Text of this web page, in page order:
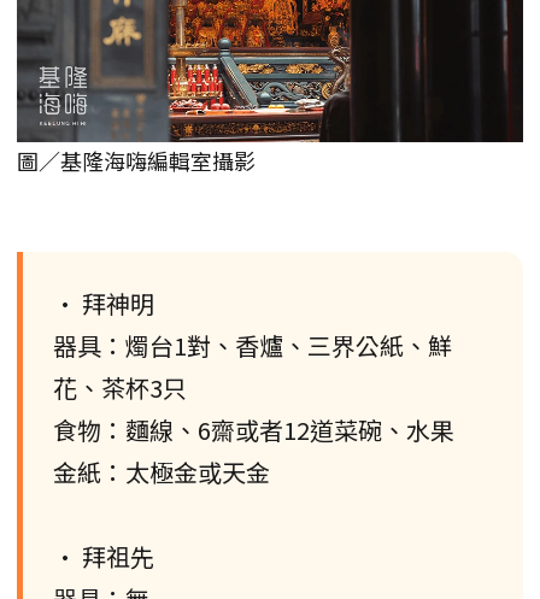
圖／基隆海嗨編輯室攝影
• 拜神明
器具：燭台1對、香爐、三界公紙、鮮
花、茶杯3只
食物：麵線、6齋或者12道菜碗、水果
金紙：太極金或天金
• 拜祖先